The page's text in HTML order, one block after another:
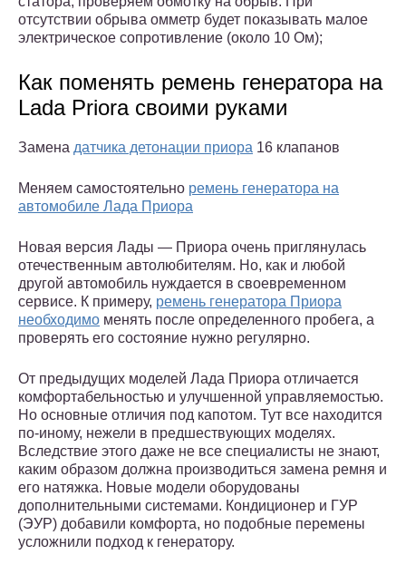
отсутствии обрыва омметр будет показывать малое
электрическое сопротивление (около 10 Ом);
Как поменять ремень генератора на
Lada Priora своими руками
Замена датчика детонации приора 16 клапанов
Меняем самостоятельно ремень генератора на
автомобиле Лада Приора
Новая версия Лады — Приора очень приглянулась
отечественным автолюбителям. Но, как и любой
другой автомобиль нуждается в своевременном
сервисе. К примеру, ремень генератора Приора
необходимо менять после определенного пробега, а
проверять его состояние нужно регулярно.
От предыдущих моделей Лада Приора отличается
комфортабельностью и улучшенной управляемостью.
Но основные отличия под капотом. Тут все находится
по-иному, нежели в предшествующих моделях.
Вследствие этого даже не все специалисты не знают,
каким образом должна производиться замена ремня и
его натяжка. Новые модели оборудованы
дополнительными системами. Кондиционер и ГУР
(ЭУР) добавили комфорта, но подобные перемены
усложнили подход к генератору.